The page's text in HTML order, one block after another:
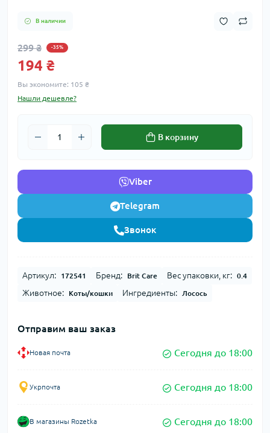
В наличии
299 ₴ -35%
194 ₴
Вы экономите: 105 ₴
Нашли дешевле?
В корзину
Viber
Telegram
Звонок
Артикул: 172541 Бренд: Brit Care Вес упаковки, кг: 0.4
Животное: Коты/кошки Ингредиенты: Лосось
Отправим ваш заказ
Новая почта Сегодня до 18:00
Укрпочта Сегодня до 18:00
В магазины Rozetka Сегодня до 18:00